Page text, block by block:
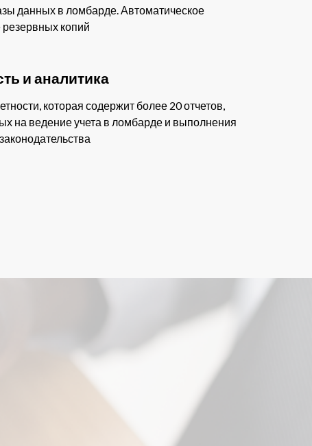
данных в ломбарде. Автоматическое
копий
и аналитика
которая содержит более 20 отчетов,
на ведение учета в ломбарде и выполнения